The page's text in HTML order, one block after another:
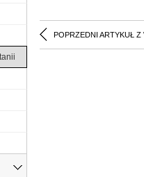
POPRZEDNI ARTYKUŁ Z